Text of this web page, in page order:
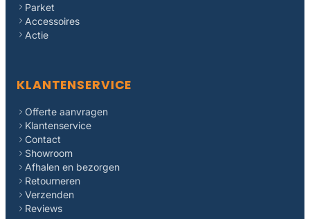
Parket
Accessoires
Actie
KLANTENSERVICE
Offerte aanvragen
Klantenservice
Contact
Showroom
Afhalen en bezorgen
Retourneren
Verzenden
Reviews